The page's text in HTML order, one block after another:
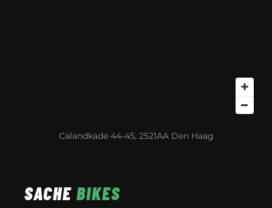
Calandkade 44-45, 2521AA Den Haag
SACHE BIKES